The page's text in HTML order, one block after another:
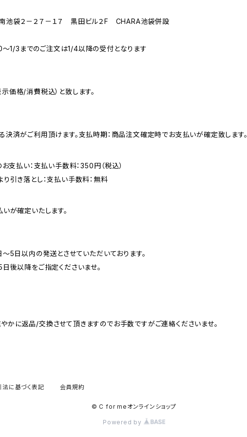
池袋２－２７－１７ 黒田ビル２F CHARA池袋併設
1/3までのご注文は1/4以降の受付となります
価格/消費税込）と致します。
決済がご利用頂けます。支払時期：商品注文確定時でお支払いが確定致します。
支払い：支払い手数料：350円（税込）
引き落とし：支払い手数料：無料
が確定いたします。
〜5日以内の発送とさせていただいております。
後以降をご指定くださいませ。
かに返品/交換させて頂きますのでお手数ですがご連絡くださいませ。
に基づく表記 会員規約
© C for meオンラインショップ
Powered by